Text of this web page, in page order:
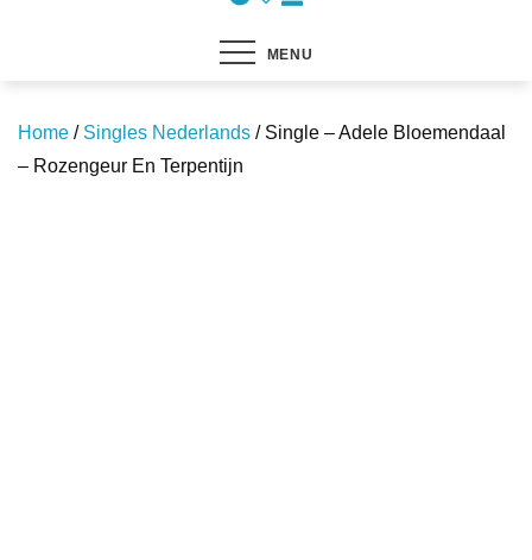
MENU
Home / Singles Nederlands / Single – Adele Bloemendaal
– Rozengeur En Terpentijn